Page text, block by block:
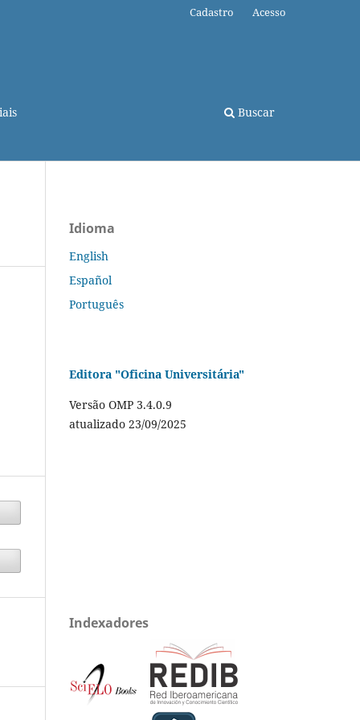
Buscar
Cadastro Acesso
Idioma
English
Español
Português
Editora "Oficina Universitária"
Versão OMP 3.4.0.9
atualizado 23/09/2025
Indexadores